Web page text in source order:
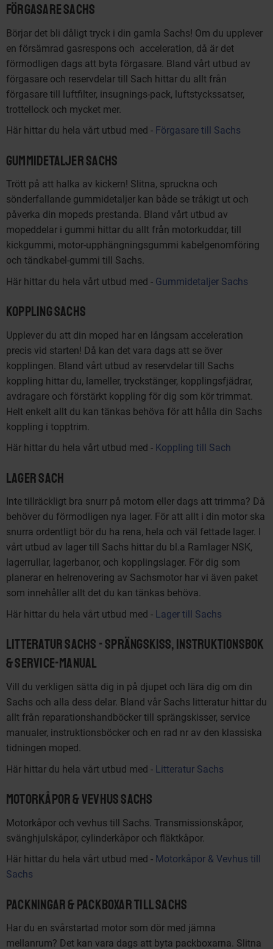
Förgasare Sachs
Börjar det bli dåligt tryck i din gamla Sachs! Om du upplever
en försämrad gasrespons och acceleration, då är det
förmodligen dags att byta förgasare. Bland vårt utbud av
förgasare och reservdelar till Sach hittar du allt från
förgasare till luftfilter, insugnings-pack, luftstyckssatser,
trottellock och mycket mer.
Här hittar du hela vårt utbud med - Förgasare till Sachs
Gummidetaljer Sachs
Trött på att halka av kickern! Slitna, spruckna och
sönderfallande gummidetaljer kan både se tråkigt ut och
påverka din mopeds prestanda. Bland vårt utbud av
mopeddelar i gummi hittar du allt från motorkuddar, till
kickgummi, motor-upphängningsgummi kabelgenomföring
och tändkabel-gummi till Sachs.
Här hittar du hela vårt utbud med - Gummidetaljer Sachs
Koppling Sachs
Upplever du att din moped har en långsam acceleration
precis vid starten! Då kan det vara dags att se över
kopplingen. Bland vårt utbud av reservdelar till Sachs
koppling hittar du, lameller, tryckstänger, kopplingsfjädrar,
avdragare och förstärkt koppling för dig som kör trimmat.
Helt enkelt allt du kan tänkas behöva för att hålla din Sachs
koppling i topptrim.
Här hittar du hela vårt utbud med - Koppling till Sach
Lager Sach
Inte tillräckligt bra snurr på motorn eller dags att trimma? Då
behöver du förmodligen nya lager. För att allt i din motor ska
snurra ordentligt bör du ha rena, hela och väl fettade lager. I
vårt utbud av lager till Sachs hittar du bl.a Ramlager NSK,
lagerrullar, lagerbanor, och kopplingslager. För dig som
planerar en helrenovering av Sachsmotor har vi även paket
som innehåller allt det du kan tänkas behöva.
Här hittar du hela vårt utbud med - Lager till Sachs
Litteratur Sachs - Sprängskiss, Instruktionsbok
& Service-manual
Vill du verkligen sätta dig in på djupet och lära dig om din
Sachs och alla dess delar. Bland vår Sachs litteratur hittar du
allt från reparationshandböcker till sprängskisser, service
manualer, instruktionsböcker och en rad nr av den klassiska
tidningen moped.
Här hittar du hela vårt utbud med - Litteratur Sachs
Motorkåpor & Vevhus Sachs
Motorkåpor och vevhus till Sachs. Transmissionskåpor,
svänghjulskåpor, cylinderkåpor och fläktkåpor.
Här hittar du hela vårt utbud med - Motorkåpor & Vevhus till
Sachs
Packningar & Packboxar till Sachs
Har du en svårstartad motor som dör med jämna
mellanrum? Det kan vara dags att byta packboxarna. Slitna